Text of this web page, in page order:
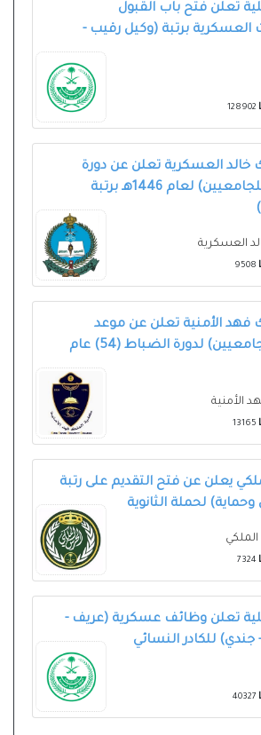
تعلن فتح باب القبول
العسكرية برتبة (وكيل رقيب -
خالد العسكرية تعلن عن دورة
الضباط (للجامعيين) لعام 1446هـ برتبة
العسكرية
فهد الأمنية تعلن عن موعد
القبول (الجامعيين) لدورة الضباط (54) عام
الأمنية
يعلن عن فتح التقديم على رتبة
لحملة الثانوية
تعلن وظائف عسكرية (عريف -
للكادر النسائي